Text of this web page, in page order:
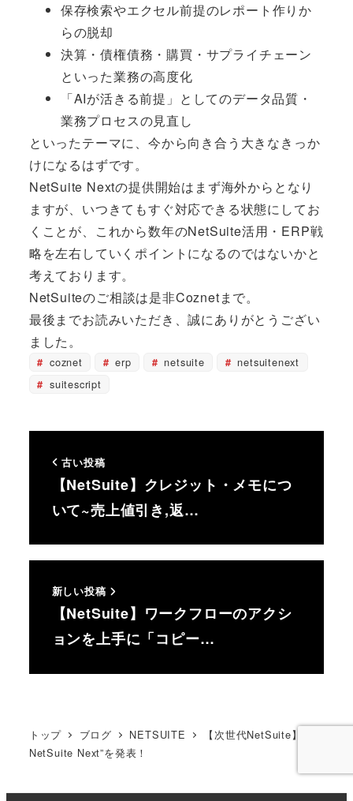
保存検索やエクセル前提のレポート作りか
らの脱却
決算・債権債務・購買・サプライチェーン
といった業務の高度化
「AIが活きる前提」としてのデータ品質・
業務プロセスの見直し
といったテーマに、今から向き合う大きなきっか
けになるはずです。
NetSuite Nextの提供開始はまず海外からとなり
ますが、いつきてもすぐ対応できる状態にしてお
くことが、これから数年のNetSuite活用・ERP戦
略を左右していくポイントになるのではないかと
考えております。
NetSuiteのご相談は是非Coznetまで。
最後までお読みいただき、誠にありがとうござい
ました。
coznet erp netsuite
netsuitenext
suitescript
古い投稿
【NetSuite】クレジット・メモにつ
いて~売上値引き,返…
新しい投稿
【NetSuite】ワークフローのアクシ
ョンを上手に「コピー…
トップ ブログ NETSUITE
【次世代NetSuite】”
NetSuite Next”を発表！